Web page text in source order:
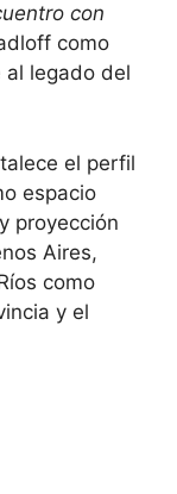
con
como
al legado del
el perfil
espacio
proyección
Aires,
como
y el